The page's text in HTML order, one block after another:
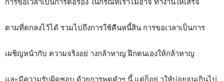
ตามที่ตกลงไว้ได้ รวมไปถึงการใช้คืนหนี้สิน การขอเวลาเป็นการ
เผชิญหน้ากับ ความจริงอย่ างกล้าหาญ ฝึกตนเองให้กล้าหาญ
และมีความรับผิดชอบ ด้วยการพูดคำๆ นี้ แต่ก็อย่ าให้บ่อยจนเกินไป